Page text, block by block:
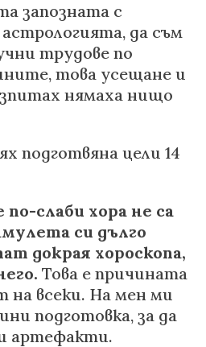
запозната с
да съм
трудове по
това усещане и
нямаха нищо
подготвяна цели 14
по-слаби хора не са
си дълго
докрая хороскопа,
Това е причината
на всеки. На мен ми
подготовка, за да
артефакти.